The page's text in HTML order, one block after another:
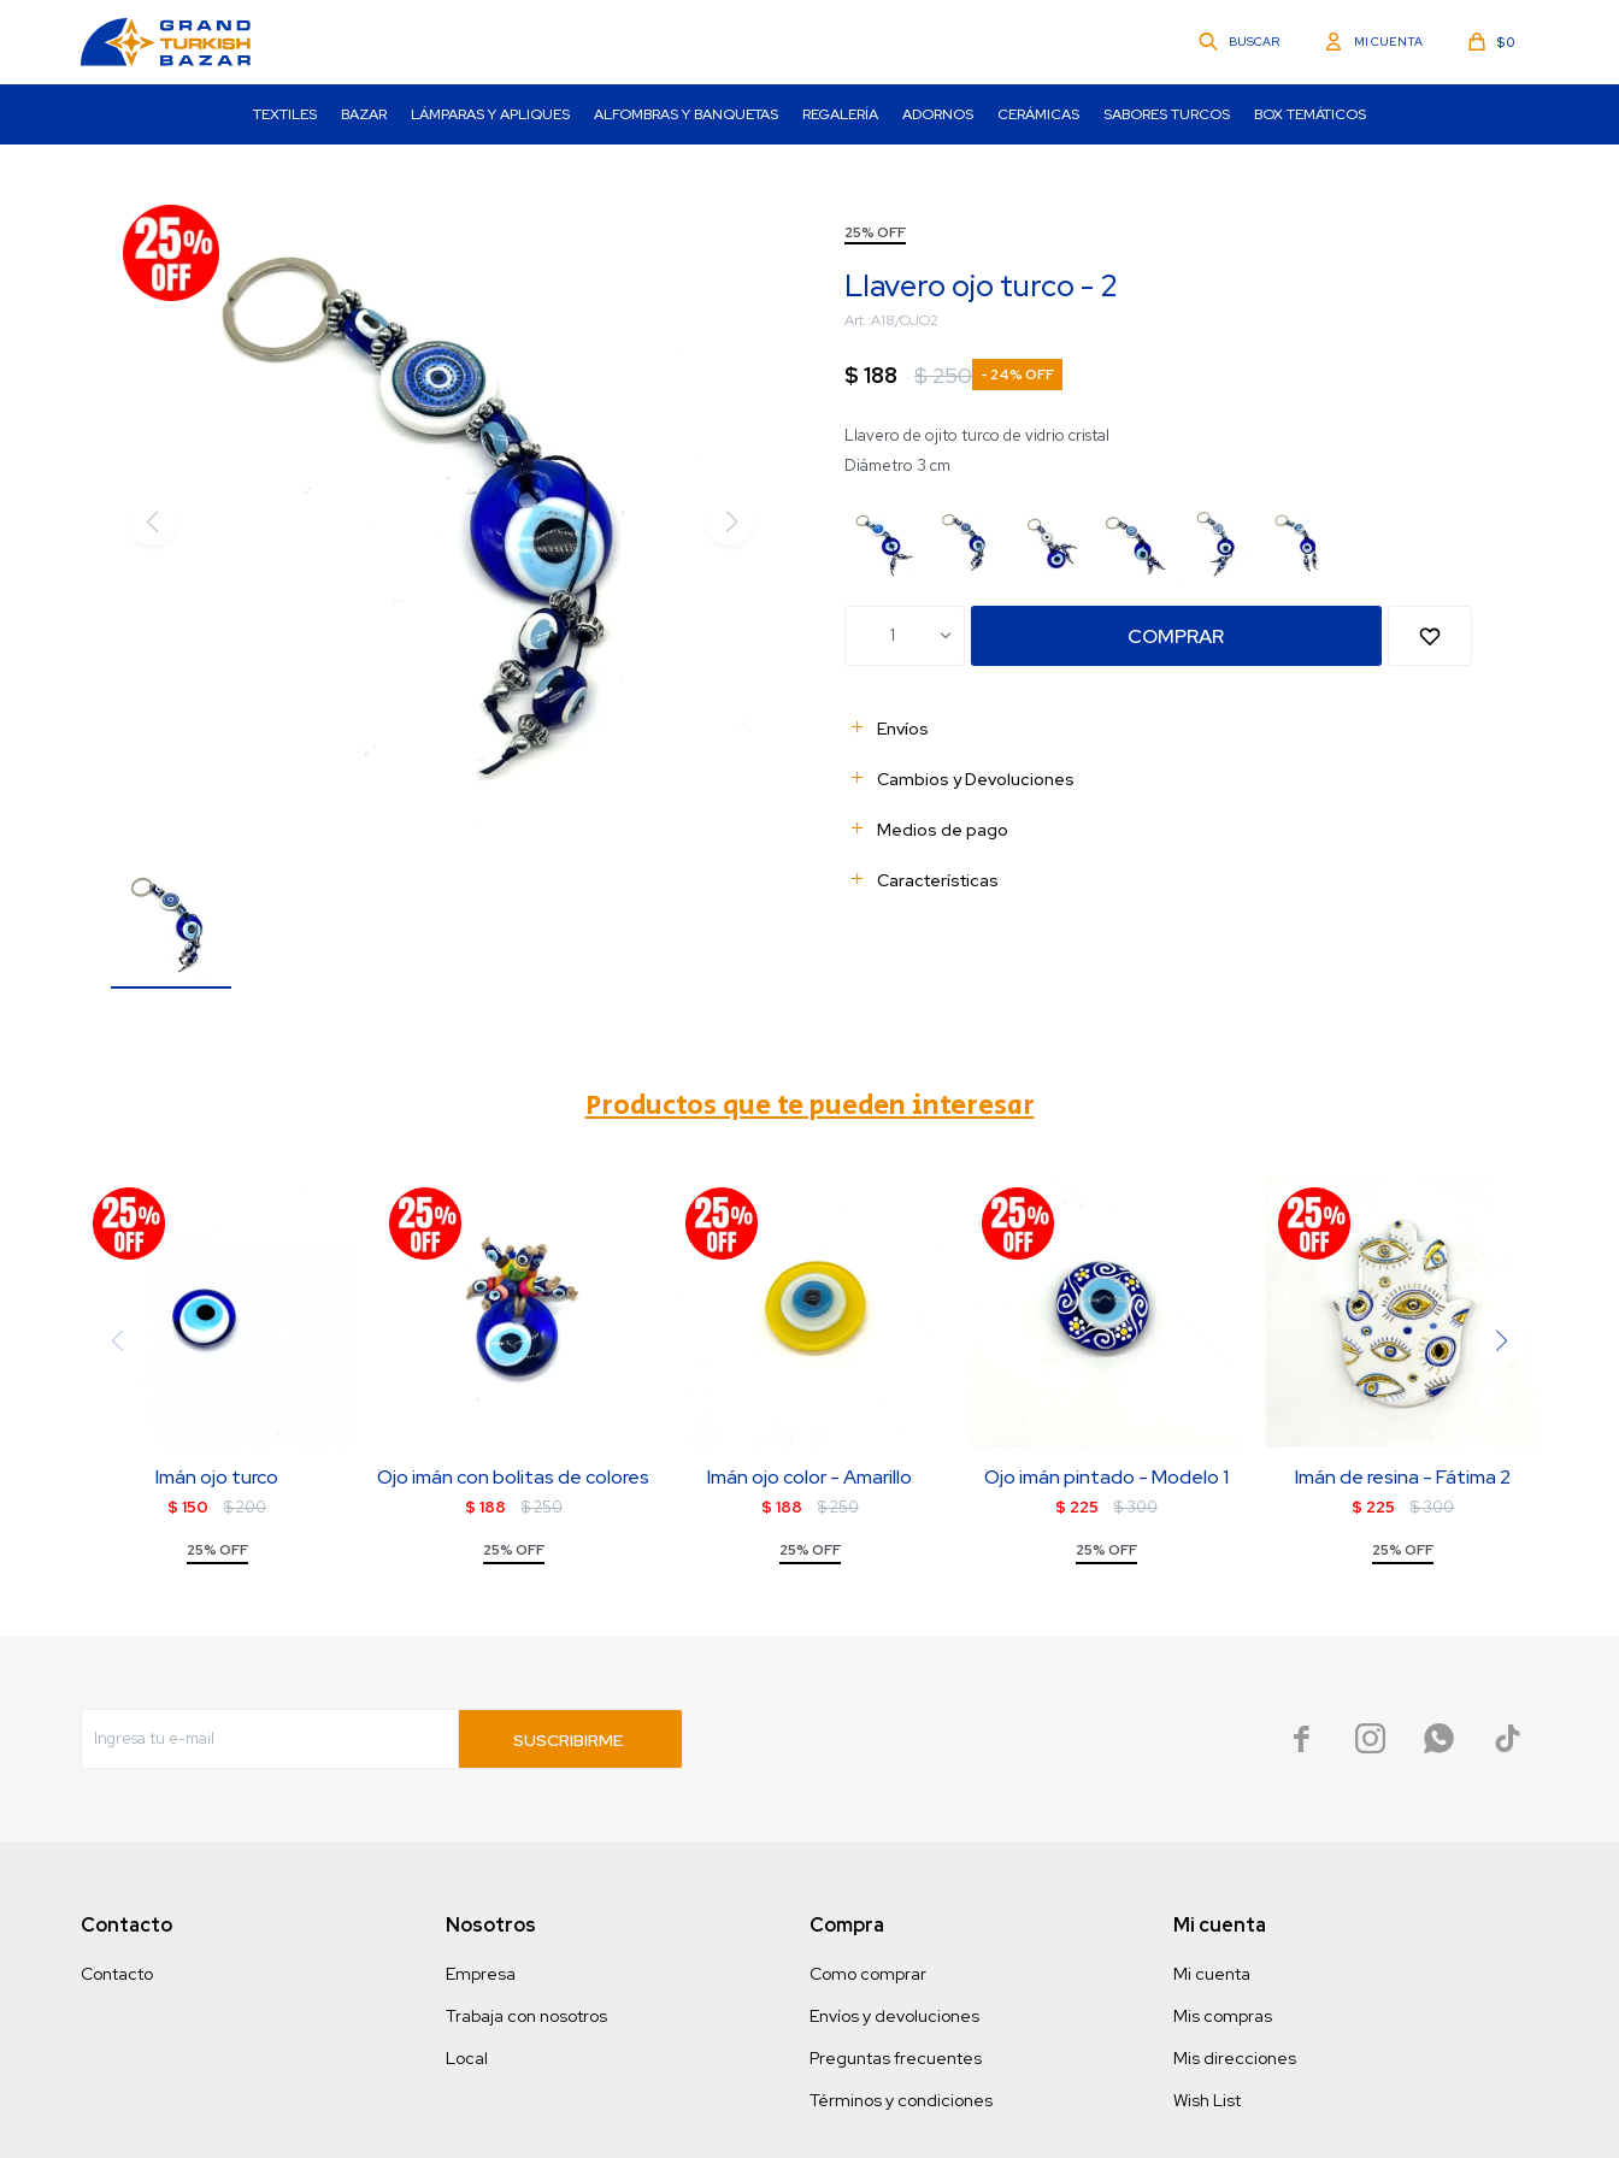
TEXTILES BAZAR LÁMPARAS Y APLIQUES ALFOMBRAS Y BANQUETAS REGALERÍA ADORNOS CERÁMICAS SABORES TURCOS BOX TEMÁTICOS
$0
25% OFF
Llavero ojo turco - 2
A18/OJO2
$ 188 $250 24
Llavero de ojito turco de vidrio cristal
Diámetro 3 cm
1 COMPRAR
Envíos
Cambios y Devoluciones
Medios de pago
Características
Productos que te pueden interesar
Imán ojo turco
$ 150 $200
25% OFF
Ojo imán con bolitas de colores
$ 188 $250
25% OFF
Imán ojo color - Amarillo
$ 188 $250
25% OFF
Ojo imán pintado - Modelo 1
$ 225 $300
25% OFF
Imán de resina - Fátima 2
$ 225 $300
25% OFF
SUSCRIBIRME    
Contacto
Contacto
Nosotros
Empresa
Trabaja con nosotros
Local
Compra
Como comprar
Envíos y devoluciones
Preguntas frecuentes
Términos y condiciones
Mi cuenta
Mi cuenta
Mis compras
Mis direcciones
Wish List